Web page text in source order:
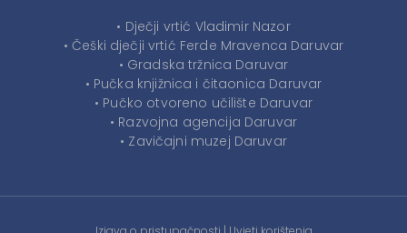
• Dječji vrtić Vladimir Nazor
• Češki dječji vrtić Ferde Mravenca Daruvar
• Gradska tržnica Daruvar
• Pučka knjižnica i čitaonica Daruvar
• Pučko otvoreno učilište Daruvar
• Razvojna agencija Daruvar
• Zavičajni muzej Daruvar